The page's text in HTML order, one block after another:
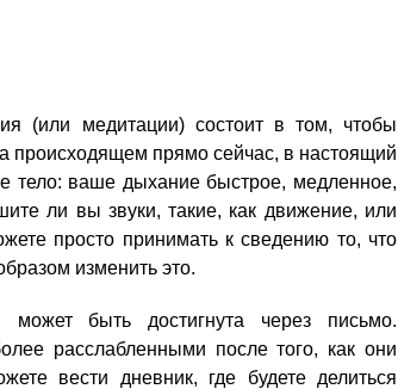
(или медитации) состоит в том, чтобы
происходящем прямо сейчас, в настоящий
тело: ваше дыхание быстрое, медленное,
ли вы звуки, такие, как движение, или
просто принимать к сведению то, что
изменить это.
может быть достигнута через письмо.
расслабленными после того, как они
вести дневник, где будете делиться